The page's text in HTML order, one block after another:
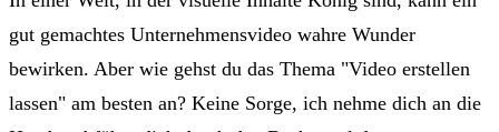
gut gemachtes Unternehmensvideo wahre Wunder
bewirken. Aber wie gehst du das Thema "Video erstellen
lassen" am besten an? Keine Sorge, ich nehme dich an die